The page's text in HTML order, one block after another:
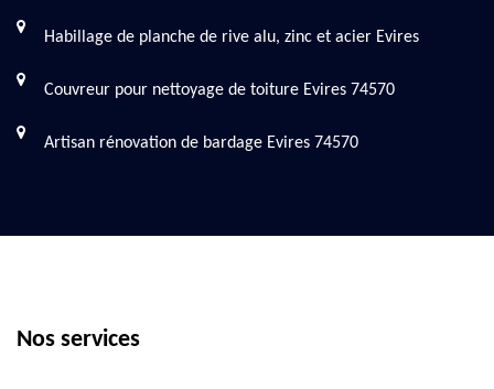
Habillage de planche de rive alu, zinc et acier Evires
Couvreur pour nettoyage de toiture Evires 74570
Artisan rénovation de bardage Evires 74570
Nos services